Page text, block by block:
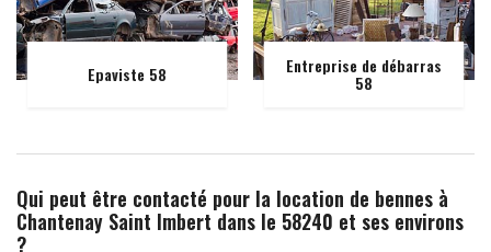
Epaviste 58 Entreprise de débarras
58
Qui peut être contacté pour la location de bennes à
Chantenay Saint Imbert dans le 58240 et ses environs
?